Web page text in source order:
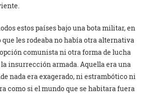
estos países bajo una bota militar, en
les rodeaba no había otra alternativa
comunista ni otra forma de lucha
insurrección armada. Aquella era una
nada era exagerado, ni estrambótico ni
como si el mundo que se habitara fuera